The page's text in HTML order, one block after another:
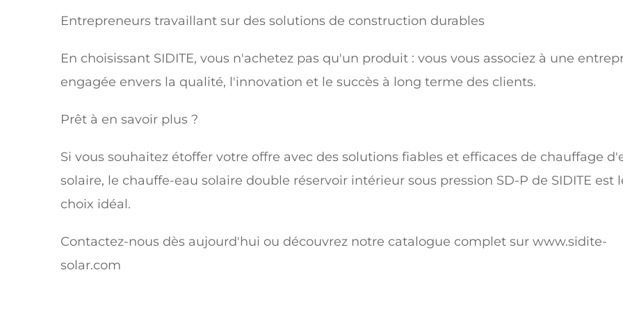
Entrepreneurs travaillant sur des solutions de construction durables
En choisissant SIDITE, vous n'achetez pas qu'un produit : vous vous associez à une
engagée envers la qualité, l'innovation et le succès à long terme des clients.
Prêt à en savoir plus ?
Si vous souhaitez étoffer votre offre avec des solutions fiables et efficaces de chauffage
solaire, le chauffe-eau solaire double réservoir intérieur sous pression SD-P de SIDITE est
choix idéal.
Contactez-nous dès aujourd'hui ou découvrez notre catalogue complet sur www.sidite-
solar.com